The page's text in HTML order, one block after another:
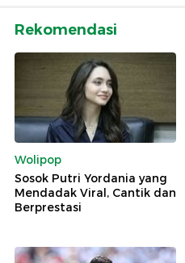
Rekomendasi
Wolipop
Sosok Putri Yordania yang
Mendadak Viral, Cantik dan
Berprestasi